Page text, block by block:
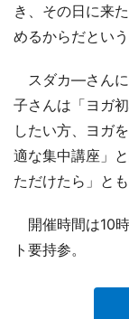
き、その日に来
めるからだという
スダカ―さんに
子さんは「ヨガ
したい方、ヨガ
適な集中講座」
ただけたら」とも
開催時間は10
ト要持参。